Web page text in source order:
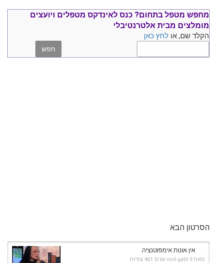
מחפש מטפל בתחום? כנס לאינדקס מטפלים ויועצים
מומלצים מבית אלטרנטיבלי
הקלד שם, או לחץ כאן
הסרטון הבא
אין אונות אימפוטנציה
מאת vod-galit 9 שנים 461 צפיות